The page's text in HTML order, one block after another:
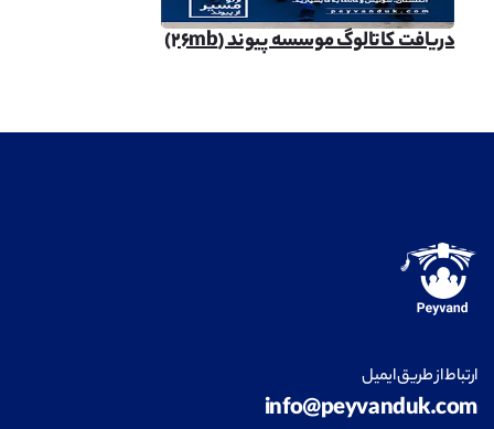
دریافت کاتالوگ موسسه پیوند (۲۶mb)
ارتباط از طریق ایمیل
info@peyvanduk.com